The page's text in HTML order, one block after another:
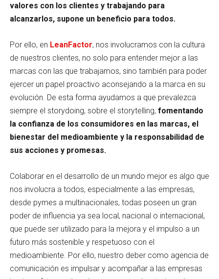
valores con los clientes y trabajando para
alcanzarlos, supone un beneficio para todos.
Por ello, en LeanFactor, nos involucramos con la cultura
de nuestros clientes, no solo para entender mejor a las
marcas con las que trabajamos, sino también para poder
ejercer un papel proactivo aconsejando a la marca en su
evolución. De esta forma ayudamos a que prevalezca
siempre el storydoing, sobre el storytelling, fomentando
la confianza de los consumidores en las marcas, el
bienestar del medioambiente y la responsabilidad de
sus acciones y promesas.
Colaborar en el desarrollo de un mundo mejor es algo que
nos involucra a todos, especialmente a las empresas,
desde pymes a multinacionales, todas poseen un gran
poder de influencia ya sea local, nacional o internacional,
que puede ser utilizado para la mejora y el impulso a un
futuro más sostenible y respetuoso con el
medioambiente. Por ello, nuestro deber como agencia de
comunicación es impulsar y acompañar a las empresas